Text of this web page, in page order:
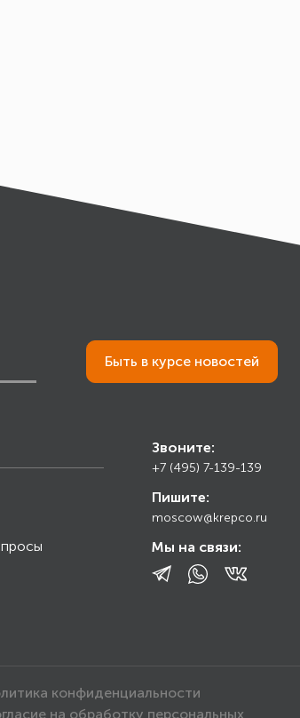
Быть в курсе новостей
Звоните:
+7 (495) 7-139-139
Пишите:
moscow@krepco.ru
Мы на связи:
конфиденциальности
на обработку персональных